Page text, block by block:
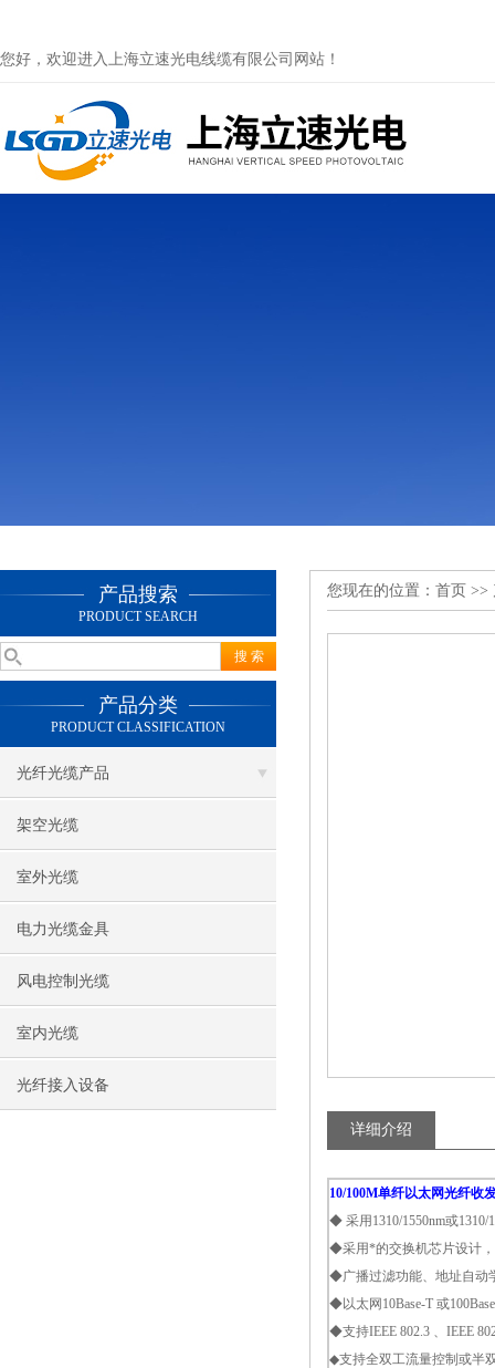
您好，欢迎进入上海立速光电线缆有限公司网站！
产品搜索
PRODUCT SEARCH
产品分类
PRODUCT CLASSIFICATION
光纤光缆产品
架空光缆
室外光缆
电力光缆金具
风电控制光缆
室内光缆
光纤接入设备
您现在的位置： 首页 >>
详细介绍
10/100M单纤以太网光纤收
◆ 采用1310/1550nm或
◆采用*的交换机芯片设计
◆广播过滤功能、地址自动
◆以太网10Base-T 或
◆支持IEEE 802.3 、IEEE
◆支持全双工流量控制或半